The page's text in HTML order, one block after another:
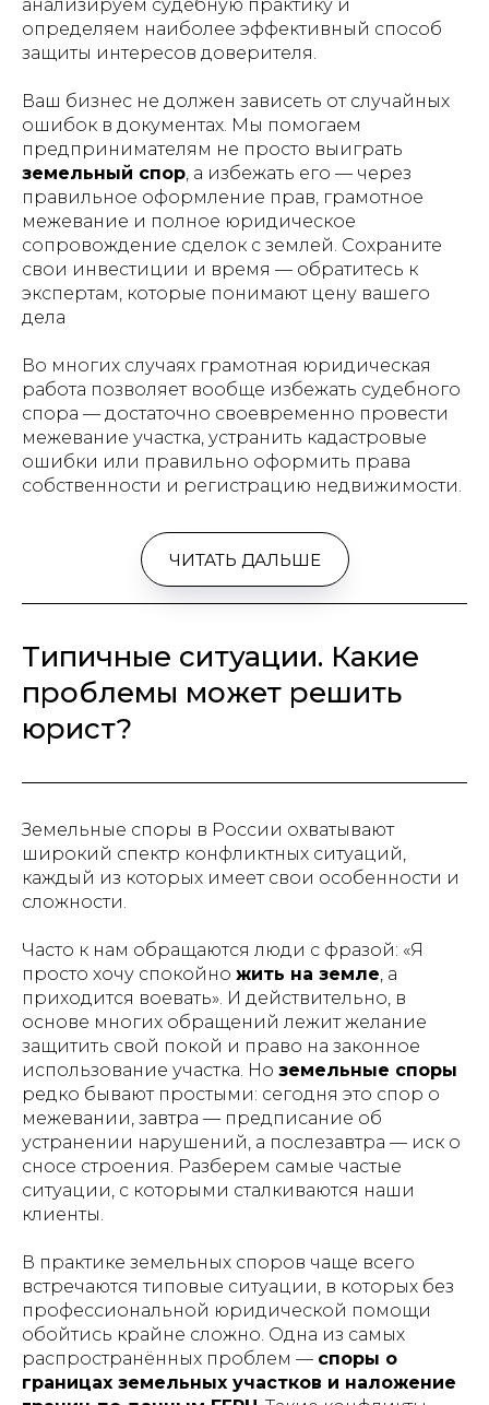
анализируем судебную практику и
определяем наиболее эффективный способ
защиты интересов доверителя.
Ваш бизнес не должен зависеть от случайных
ошибок в документах. Мы помогаем
предпринимателям не просто выиграть
земельный спор, а избежать его — через
правильное оформление прав, грамотное
межевание и полное юридическое
сопровождение сделок с землей. Сохраните
свои инвестиции и время — обратитесь к
экспертам, которые понимают цену вашего
дела
Во многих случаях грамотная юридическая
работа позволяет вообще избежать судебного
спора — достаточно своевременно провести
межевание участка, устранить кадастровые
ошибки или правильно оформить права
собственности и регистрацию недвижимости.
ЧИТАТЬ ДАЛЬШЕ
Типичные ситуации. Какие
проблемы может решить
юрист?
Земельные споры в России охватывают
широкий спектр конфликтных ситуаций,
каждый из которых имеет свои особенности и
сложности.
Часто к нам обращаются люди с фразой: «Я
просто хочу спокойно жить на земле, а
приходится воевать». И действительно, в
основе многих обращений лежит желание
защитить свой покой и право на законное
использование участка. Но земельные споры
редко бывают простыми: сегодня это спор о
межевании, завтра — предписание об
устранении нарушений, а послезавтра — иск о
сносе строения. Разберем самые частые
ситуации, с которыми сталкиваются наши
клиенты.
В практике земельных споров чаще всего
встречаются типовые ситуации, в которых без
профессиональной юридической помощи
обойтись крайне сложно. Одна из самых
распространённых проблем — споры о
границах земельных участков и наложение